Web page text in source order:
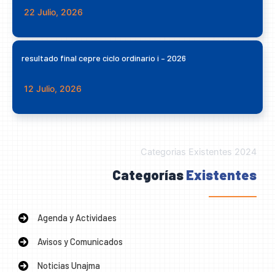
22 Julio, 2026
resultado final cepre ciclo ordinario i – 2026
12 Julio, 2026
Categorias Existentes 2024
CategoríasExistentes
Agenda y Actividaes
Avisos y Comunicados
Noticias Unajma